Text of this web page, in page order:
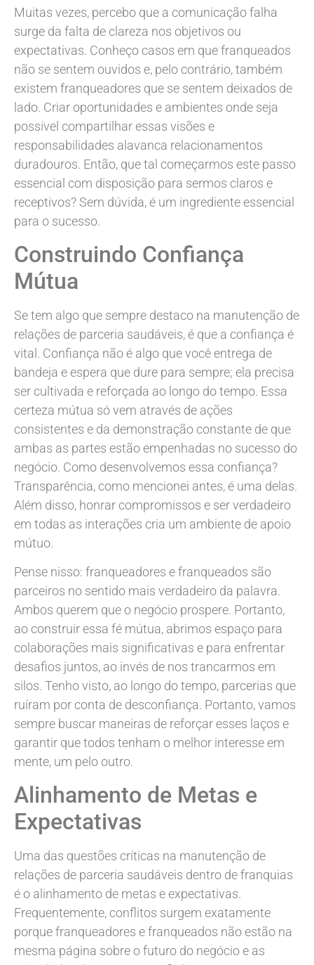
Muitas vezes, percebo que a comunicação falha
surge da falta de clareza nos objetivos ou
expectativas. Conheço casos em que franqueados
não se sentem ouvidos e, pelo contrário, também
existem franqueadores que se sentem deixados de
lado. Criar oportunidades e ambientes onde seja
possível compartilhar essas visões e
responsabilidades alavanca relacionamentos
duradouros. Então, que tal começarmos este passo
essencial com disposição para sermos claros e
receptivos? Sem dúvida, é um ingrediente essencial
para o sucesso.
Construindo Confiança
Mútua
Se tem algo que sempre destaco na manutenção de
relações de parceria saudáveis, é que a confiança é
vital. Confiança não é algo que você entrega de
bandeja e espera que dure para sempre; ela precisa
ser cultivada e reforçada ao longo do tempo. Essa
certeza mútua só vem através de ações
consistentes e da demonstração constante de que
ambas as partes estão empenhadas no sucesso do
negócio. Como desenvolvemos essa confiança?
Transparência, como mencionei antes, é uma delas.
Além disso, honrar compromissos e ser verdadeiro
em todas as interações cria um ambiente de apoio
mútuo.
Pense nisso: franqueadores e franqueados são
parceiros no sentido mais verdadeiro da palavra.
Ambos querem que o negócio prospere. Portanto,
ao construir essa fé mútua, abrimos espaço para
colaborações mais significativas e para enfrentar
desafios juntos, ao invés de nos trancarmos em
silos. Tenho visto, ao longo do tempo, parcerias que
ruíram por conta de desconfiança. Portanto, vamos
sempre buscar maneiras de reforçar esses laços e
garantir que todos tenham o melhor interesse em
mente, um pelo outro.
Alinhamento de Metas e
Expectativas
Uma das questões críticas na manutenção de
relações de parceria saudáveis dentro de franquias
é o alinhamento de metas e expectativas.
Frequentemente, conflitos surgem exatamente
porque franqueadores e franqueados não estão na
mesma página sobre o futuro do negócio e as